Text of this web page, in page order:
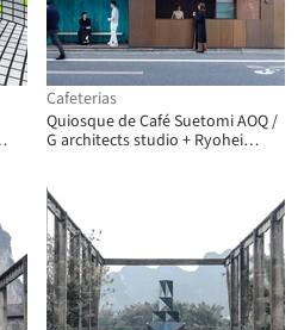
Cafeterias
Quiosque de Café Suetomi AOQ /
G architects studio + Ryohei